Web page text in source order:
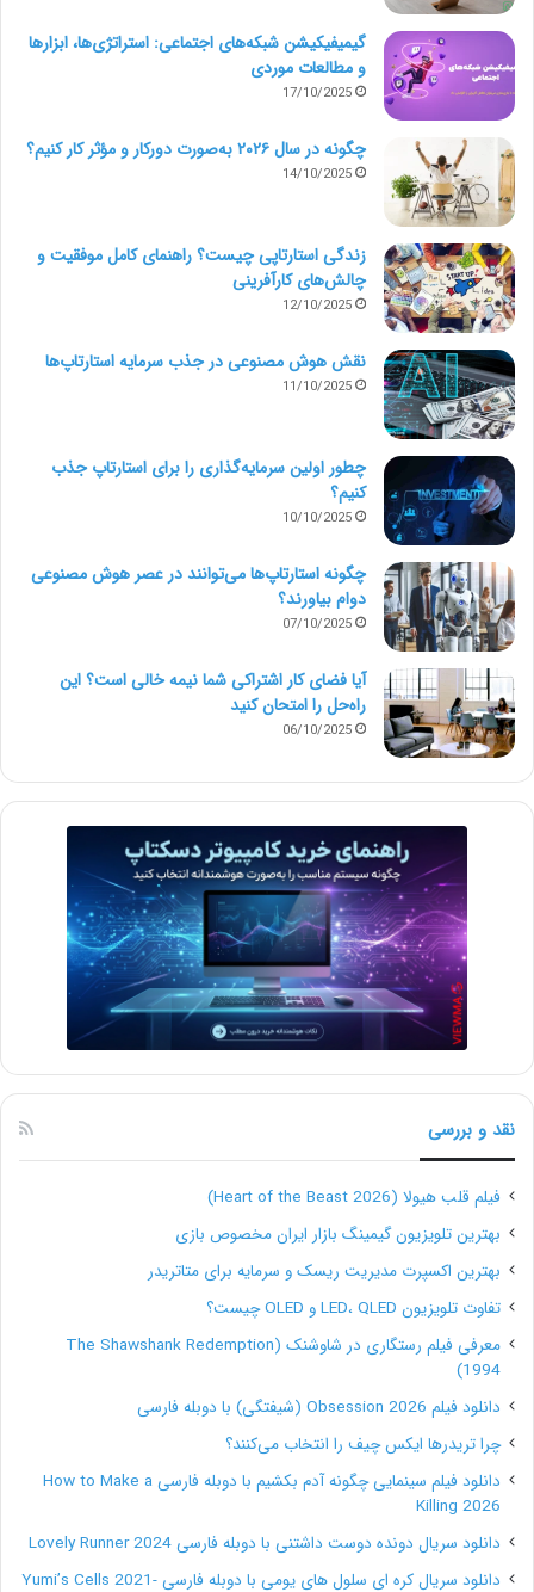
گیمیفیکیشن شبکه‌های اجتماعی: استراتژی‌ها، ابزارها
و مطالعات موردی
17/10/2025
چگونه در سال ۲۰۲۶ به‌صورت دورکار و مؤثر کار کنیم؟
14/10/2025
زندگی استارتاپی چیست؟ راهنمای کامل موفقیت و
چالش‌های کارآفرینی
12/10/2025
نقش هوش مصنوعی در جذب سرمایه استارتاپ‌ها
11/10/2025
چطور اولین سرمایه‌گذاری را برای استارتاپ جذب
کنیم؟
10/10/2025
چگونه استارتاپ‌ها می‌توانند در عصر هوش مصنوعی
دوام بیاورند؟
07/10/2025
آیا فضای کار اشتراکی شما نیمه‌ خالی است؟ این
راه‌حل را امتحان کنید
06/10/2025
نقد و بررسی
فیلم قلب هیولا (Heart of the Beast 2026)
بهترین تلویزیون گیمینگ بازار ایران مخصوص بازی
بهترین اکسپرت مدیریت ریسک و سرمایه برای متاتریدر
تفاوت تلویزیون LED، QLED و OLED چیست؟
معرفی فیلم رستگاری در شاوشنک (The Shawshank Redemption
1994)
دانلود فیلم Obsession 2026 (شیفتگی) با دوبله فارسی
چرا تریدرها ایکس چیف را انتخاب می‌کنند؟
دانلود فیلم سینمایی چگونه آدم بکشیم با دوبله فارسی How to Make a
Killing 2026
دانلود سریال دونده دوست داشتنی با دوبله فارسی Lovely Runner 2024
دانلود سریال کره ای سلول های یومی با دوبله فارسی Yumi’s Cells 2021-